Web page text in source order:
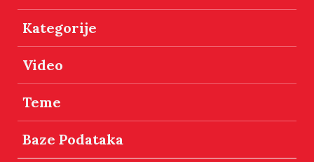
Kategorije
Video
Teme
Baze Podataka